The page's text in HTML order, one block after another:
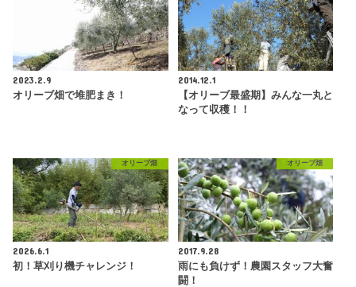
2023.2.9
オリーブ畑で堆肥まき！
2014.12.1
【オリーブ最盛期】みんな一丸と
なって収穫！！
オリーブ畑
2026.6.1
初！草刈り機チャレンジ！
オリーブ畑
2017.9.28
雨にも負けず！農園スタッフ大奮
闘！